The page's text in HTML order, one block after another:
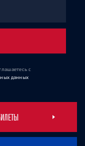
с
данных